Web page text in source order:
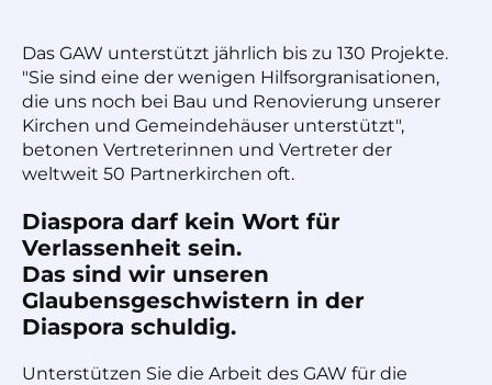
Das GAW unterstützt jährlich bis zu 130 Projekte.
"Sie sind eine der wenigen Hilfsorgranisationen,
die uns noch bei Bau und Renovierung unserer
Kirchen und Gemeindehäuser unterstützt",
betonen Vertreterinnen und Vertreter der
weltweit 50 Partnerkirchen oft.
Diaspora darf kein Wort für
Verlassenheit sein.
Das sind wir unseren
Glaubensgeschwistern in der
Diaspora schuldig.
Unterstützen Sie die Arbeit des GAW für die